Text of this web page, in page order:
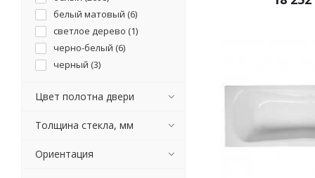
Damixa (
16
Elegansa (
Excellent (153)
GEMY (135)
GuteWetter (
белый матовый (6)
светлое дерево (1)
черно-белый (6)
черный (3)
Цвет полотна двери
Толщина стекла, мм
Ориентация